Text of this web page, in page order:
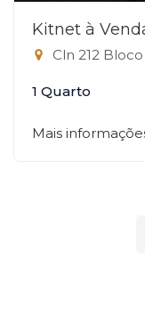
Kitnet à
Cln 212
1 Quarto
Mais